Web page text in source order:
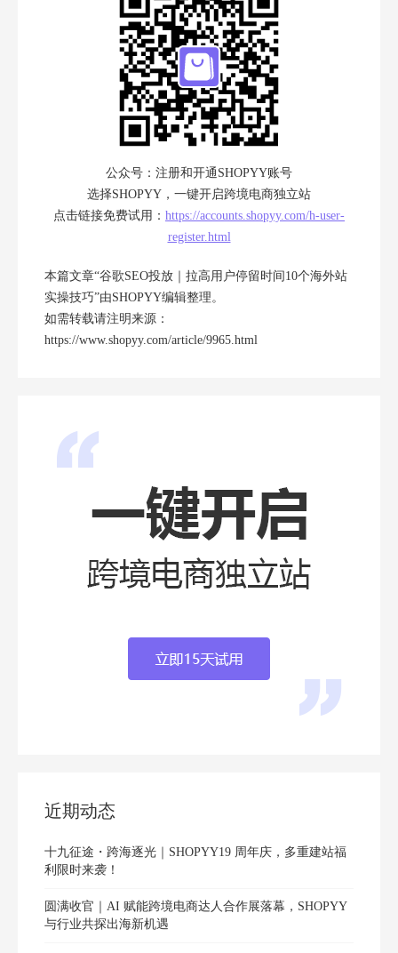
公众号：注册和开通SHOPYY账号
选择SHOPYY，一键开启跨境电商独立站
点击链接免费试用： https://accounts.shopyy.com/h-user-
register.html
本篇文章“谷歌SEO投放｜拉高用户停留时间10个海外站
实操技巧”由SHOPYY编辑整理。
如需转载请注明来源：
https://www.shopyy.com/article/9965.html
近期动态
十九征途・跨海逐光｜SHOPYY19 周年庆，多重建站福
利限时来袭！
圆满收官｜AI 赋能跨境电商达人合作展落幕，SHOPYY
与行业共探出海新机遇